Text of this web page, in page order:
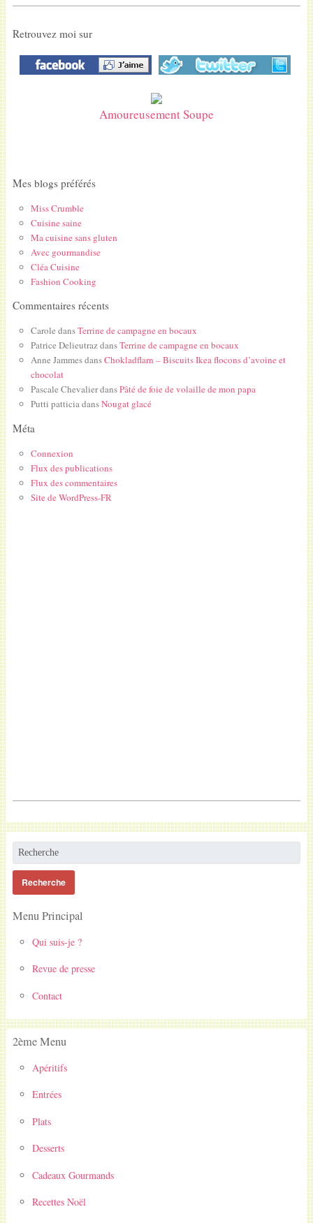
Retrouvez moi sur
Amoureusement Soupe
Mes blogs préférés
Miss Crumble
Cuisine saine
Ma cuisine sans gluten
Avec gourmandise
Cléa Cuisine
Fashion Cooking
Commentaires récents
Carole dansTerrine de campagne en bocaux
Patrice DelieutrazdansTerrine de campagne en bocaux
Anne JammesdansChokladflarn – Biscuits Ikea flocons d’avoine et
chocolat
Pascale ChevalierdansPâté de foie de volaille de mon papa
Putti patticiadansNougat glacé
Méta
Connexion
Flux des publications
Flux des commentaires
Site de WordPress-FR
Menu Principal
Qui suis-je ?
Revue de presse
Contact
2ème Menu
Apéritifs
Entrées
Plats
Desserts
Cadeaux Gourmands
Recettes Noël